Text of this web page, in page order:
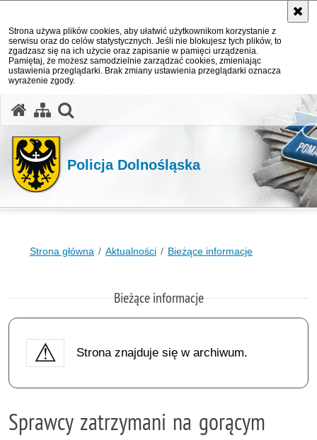
Strona używa plików cookies, aby ułatwić użytkownikom korzystanie z
serwisu oraz do celów statystycznych. Jeśli nie blokujesz tych plików, to
zgadzasz się na ich użycie oraz zapisanie w pamięci urządzenia.
Pamiętaj, że możesz samodzielnie zarządzać cookies, zmieniając
ustawienia przeglądarki. Brak zmiany ustawienia przeglądarki oznacza
wyrażenie zgody.
Policja Dolnośląska
Strona główna Aktualności Bieżące informacje
Bieżące informacje
Strona znajduje się w archiwum.
Sprawcy zatrzymani na gorącym